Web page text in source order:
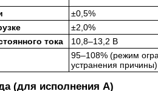
±0,5%
±2,0%
тока
10,8–13,2 В
95–108% (режим
устранения причины)
(для исполнения A)